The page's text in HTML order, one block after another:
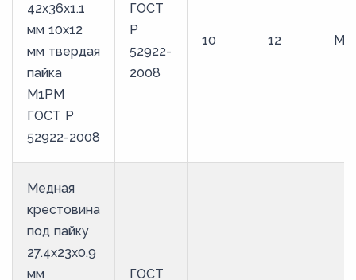
42х36х1.1
мм 10х12
мм твердая
пайка
М1РМ
ГОСТ Р
52922-2008
ГОСТ
Р
52922-
2008
10 12
Медная
крестовина
под пайку
27.4х23х0.9
мм
ГОСТ